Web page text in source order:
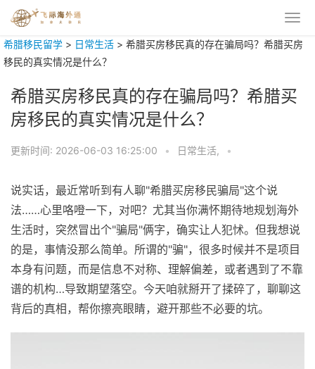
希腊移民留学 > 日常生活 > 希腊买房移民真的存在骗局吗？希腊买房
移民的真实情况是什么？
希腊买房移民真的存在骗局吗？希腊买
房移民的真实情况是什么？
更新时间: 2026-06-03 16:25:00 • 日常生活, •
说实话，最近常听到有人聊"希腊买房移民骗局"这个说
法……心里咯噔一下，对吧？尤其当你满怀期待地规划海外
生活时，突然冒出个"骗局"俩字，确实让人犯怵。但我想说
的是，事情没那么简单。所谓的"骗"，很多时候并不是项目
本身有问题，而是信息不对称、理解偏差，或者遇到了不靠
谱的机构…导致期望落空。今天咱就掰开了揉碎了，聊聊这
背后的真相，帮你擦亮眼睛，避开那些不必要的坑。